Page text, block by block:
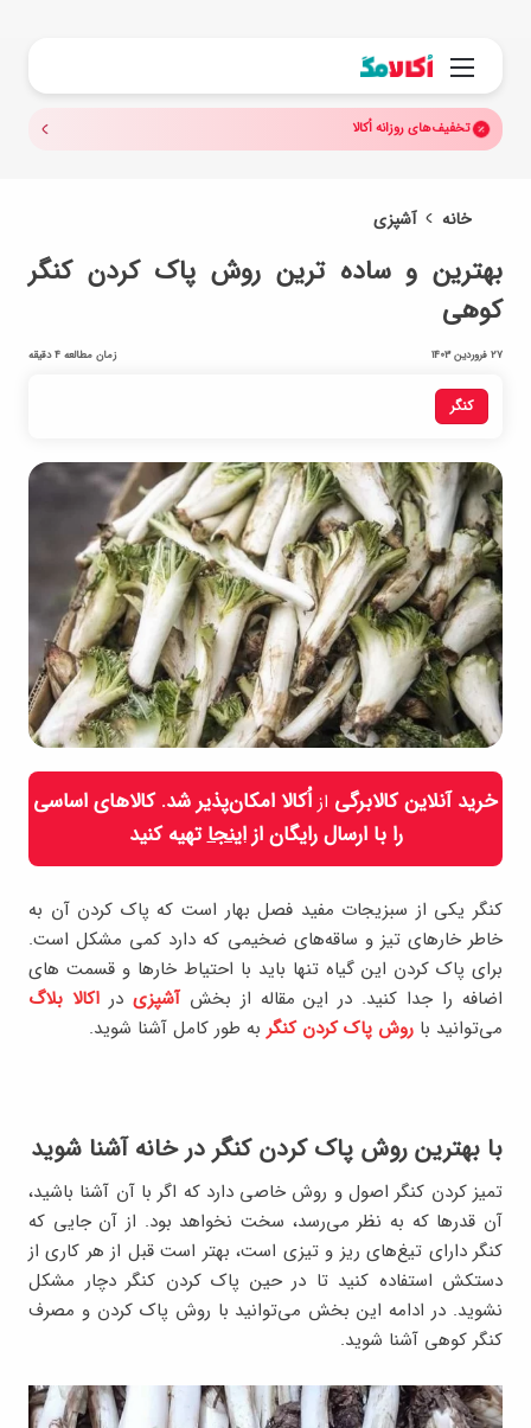
منو
تخفیف‌های روزانه اُکالا
خانه آشپزی
کنگر
بهترین و ساده ترین روش پاک کردن کنگر
کوهی
27 فروردین 1403 زمان مطالعه 4 دقیقه
خرید آنلاین کالابرگی از اُکالا امکان‌پذیر شد. کالاهای اساسی
را با ارسال رایگان ازاینجاتهیه کنید
کنگر یکی از سبزیجات مفید فصل بهار است که پاک کردن آن به
خاطر خارهای تیز و ساقه‌های ضخیمی که دارد کمی مشکل است.
برای پاک کردن این گیاه تنها باید با احتیاط خارها و قسمت های
اضافه را جدا کنید. در این مقاله از بخش آشپزی در اکالا بلاگ
می‌توانید با روش پاک کردن کنگر به طور کامل آشنا شوید.
با بهترین روش پاک کردن کنگر در خانه آشنا شوید
تمیز کردن کنگر اصول و روش خاصی دارد که اگر با آن آشنا باشید،
آن قدرها که به نظر می‌رسد، سخت نخواهد بود. از آن جایی که
کنگر دارای تیغ‌های ریز و تیزی است، بهتر است قبل از هر کاری از
دستکش استفاده کنید تا در حین پاک کردن کنگر دچار مشکل
نشوید. در ادامه این بخش می‌توانید با روش پاک کردن و مصرف
کنگر کوهی آشنا شوید.